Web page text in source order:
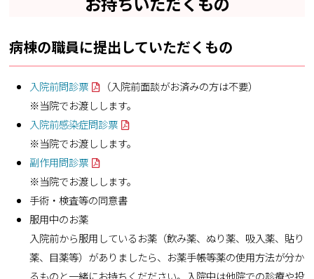
病棟の職員に提出していただくもの
入院前問診票
（入院前面談がお済みの方は不要）
※当院でお渡しします。
入院前感染症問診票
※当院でお渡しします。
副作用問診票
※当院でお渡しします。
手術・検査等の同意書
服用中のお薬
入院前から服用しているお薬（飲み薬、ぬり薬、吸入薬、貼り
薬、目薬等）がありましたら、お薬手帳等薬の使用方法が分か
るものと一緒にお持ちくだださい。入院中は他院での診療や投